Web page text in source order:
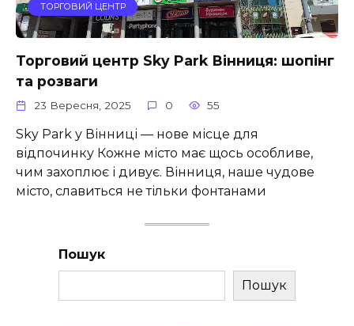
ТОРГОВИЙ ЦЕНТР
Торговий центр Sky Park Вінниця: шопінг
та розваги
23 Вересня, 2025 0 55
Sky Park у Вінниці — нове місце для
відпочинку Кожне місто має щось особливе,
чим захоплює і дивує. Вінниця, наше чудове
місто, славиться не тільки фонтанами
Пошук
Пошук